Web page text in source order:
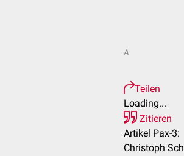
A
Teilen
Loading...
Zitieren
Artikel Pax-3:
Christoph